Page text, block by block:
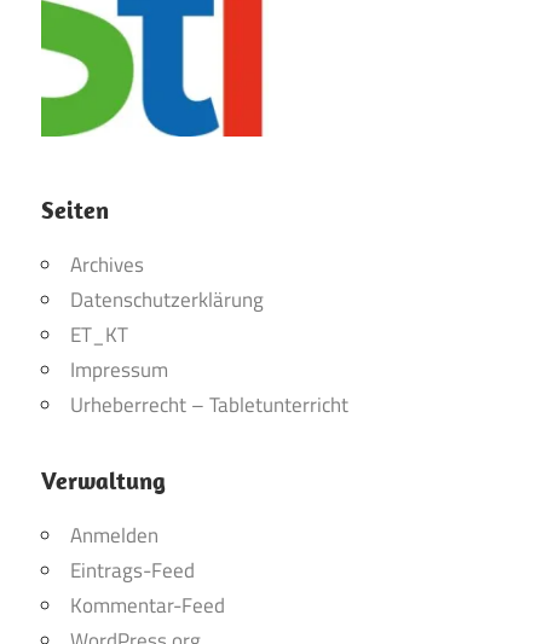
Seiten
Archives
Datenschutzerklärung
ET_KT
Impressum
Urheberrecht – Tabletunterricht
Verwaltung
Anmelden
Eintrags-Feed
Kommentar-Feed